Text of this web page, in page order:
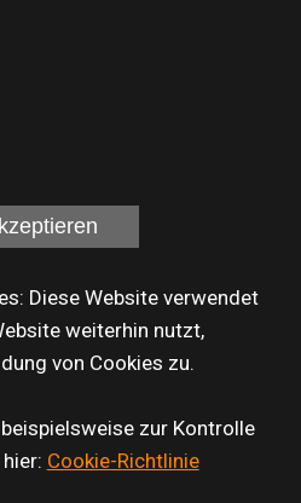
Diese Website verwendet
weiterhin nutzt,
von Cookies zu.
zur Kontrolle
Cookie-Richtlinie